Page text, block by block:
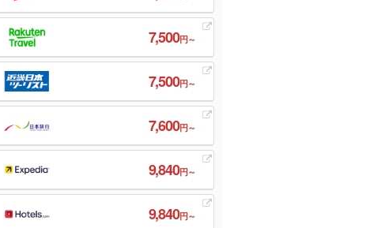
7,500円～
7,500円～
7,600円～
9,840円～
9,840円～